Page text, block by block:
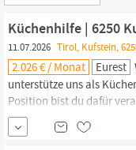
Küchenhilfe | 6250
11.07.2026 Tirol, Kufstein,
2.026 € / Monat Eurest
unterstütze uns als
Position bist du dafür
Küchenutensilien stets
damit der Küchenbetrieb